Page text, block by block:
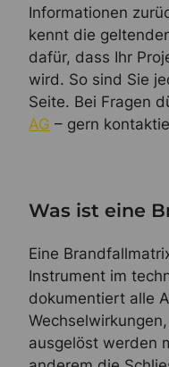
Informationen
kennt die
dafür, dass Ihr
wird. So sind Sie
Seite. Bei Fragen
AG – gern
Was ist eine
Eine
Instrument im
dokumentiert alle
ausgelöst werden